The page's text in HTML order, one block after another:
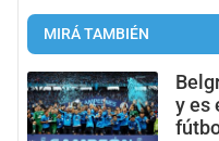
MIRÁ TAMBIÉN
y es